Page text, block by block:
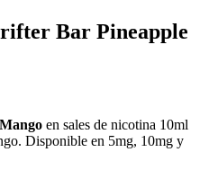
Bar Pineapple
en sales de nicotina 10ml
Disponible en 5mg, 10mg y